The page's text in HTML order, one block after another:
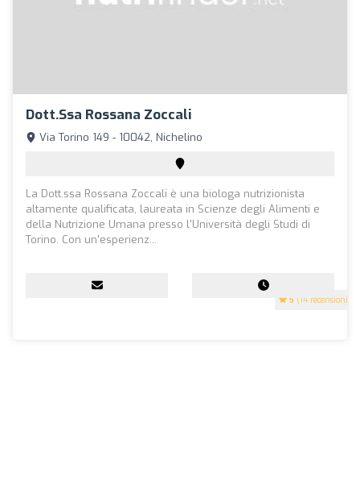
Dott.ssa Rossana Zoccali
5 (14 recensioni)
Via Torino 149 - 10042, Nichelino
La Dott.ssa Rossana Zoccali è una biologa nutrizionista
altamente qualificata, laureata in Scienze degli Alimenti e
della Nutrizione Umana presso l'Università degli Studi di
Torino. Con un'esperienz...